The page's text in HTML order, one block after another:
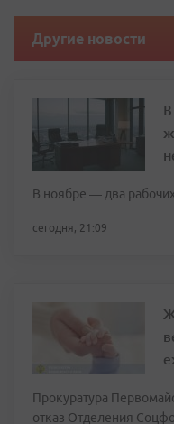
Другие новости
В ноябре — два
сегодня, 21:09
Прокуратура
отказ Отделения